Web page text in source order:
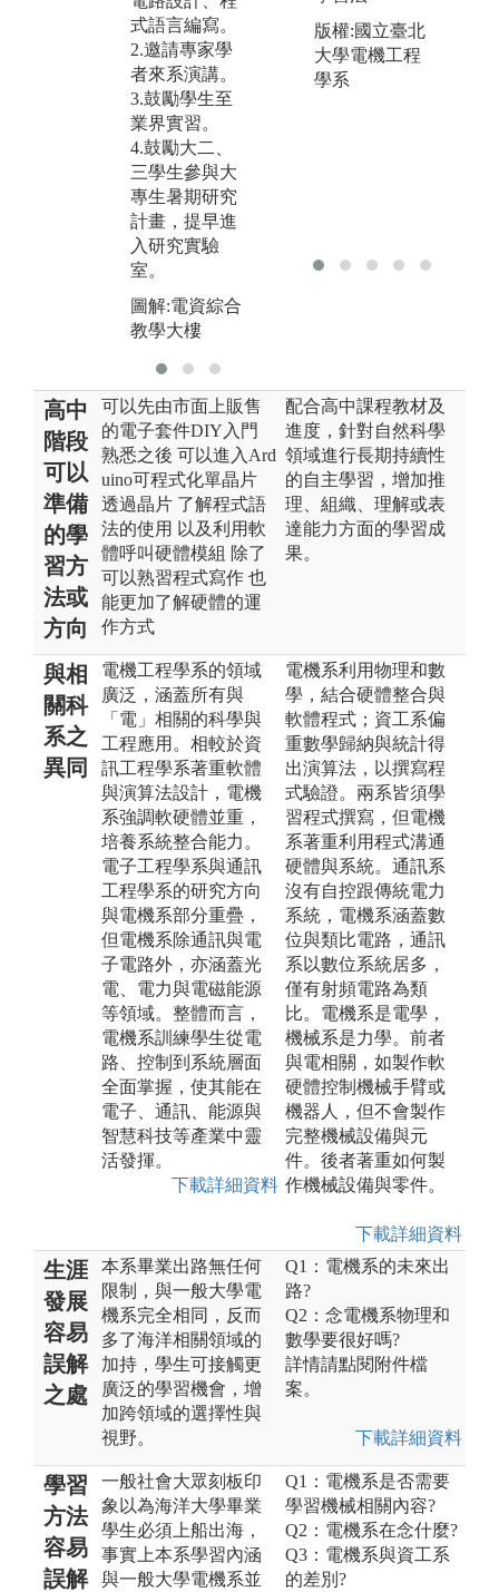
式語言編寫。
2.邀請專家學
者來系演講。
3.鼓勵學生至
業界實習。
4.鼓勵大二、
三學生參與大
專生暑期研究
計畫，提早進
入研究實驗
室。
圖解:電資綜合
教學大樓
3.提供全英語
授課。
4.結合產學合
野。
版權:國立臺北
大學電機工程
學系
高中
階段
可以
準備
的學
習方
法或
方向
可以先由市面上販售
的電子套件DIY入門
熟悉之後 可以進入Ard
uino可程式化單晶片
透過晶片 了解程式語
法的使用 以及利用軟
體呼叫硬體模組 除了
可以熟習程式寫作 也
能更加了解硬體的運
作方式
配合高中課程教材及
進度，針對自然科學
領域進行長期持續性
的自主學習，增加推
理、組織、理解或表
達能力方面的學習成
果。
與相
關科
系之
異同
電機工程學系的領域
廣泛，涵蓋所有與
「電」相關的科學與
工程應用。相較於資
訊工程學系著重軟體
與演算法設計，電機
系強調軟硬體並重，
培養系統整合能力。
電子工程學系與通訊
工程學系的研究方向
與電機系部分重疊，
但電機系除通訊與電
子電路外，亦涵蓋光
電、電力與電磁能源
等領域。整體而言，
電機系訓練學生從電
路、控制到系統層面
全面掌握，使其能在
電子、通訊、能源與
智慧科技等產業中靈
活發揮。
下載詳細資料
電機系利用物理和數
學，結合硬體整合與
軟體程式；資工系偏
重數學歸納與統計得
出演算法，以撰寫程
式驗證。兩系皆須學
習程式撰寫，但電機
系著重利用程式溝通
硬體與系統。通訊系
沒有自控跟傳統電力
系統，電機系涵蓋數
位與類比電路，通訊
系以數位系統居多，
僅有射頻電路為類
比。電機系是電學，
機械系是力學。前者
與電相關，如製作軟
硬體控制機械手臂或
機器人，但不會製作
完整機械設備與元
件。後者著重如何製
作機械設備與零件。
下載詳細資料
生涯
發展
容易
誤解
之處
本系畢業出路無任何
限制，與一般大學電
機系完全相同，反而
多了海洋相關領域的
加持，學生可接觸更
廣泛的學習機會，增
加跨領域的選擇性與
視野。
Q1：電機系的未來出
路?
Q2：念電機系物理和
數學要很好嗎?
詳情請點閱附件檔
案。
下載詳細資料
學習
方法
容易
誤解
一般社會大眾刻板印
象以為海洋大學畢業
學生必須上船出海，
事實上本系學習內涵
與一般大學電機系並
Q1：電機系是否需要
學習機械相關內容?
Q2：電機系在念什麼?
Q3：電機系與資工系
的差別?